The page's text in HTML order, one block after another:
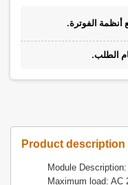
أنظمة الفوترة.
Product description
Module Description:
Maximum load: AC